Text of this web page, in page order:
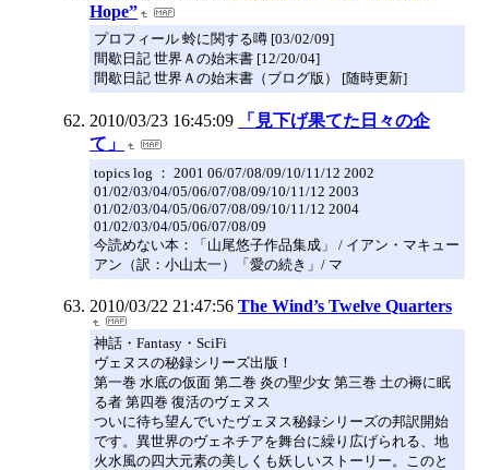
Hope”
プロフィール 蛉に関する噂 [03/02/09]
間歇日記 世界Ａの始末書 [12/20/04]
間歇日記 世界Ａの始末書（ブログ版） [随時更新]
2010/03/23 16:45:09
「見下げ果てた日々の企
て」
topics log ： 2001 06/07/08/09/10/11/12 2002
01/02/03/04/05/06/07/08/09/10/11/12 2003
01/02/03/04/05/06/07/08/09/10/11/12 2004
01/02/03/04/05/06/07/08/09
今読めない本：「山尾悠子作品集成」 / イアン・マキュー
アン（訳：小山太一）「愛の続き」/ マ
2010/03/22 21:47:56 The Wind’s Twelve Quarters
神話・Fantasy・SciFi
ヴェヌスの秘録シリーズ出版！
第一巻 水底の仮面 第二巻 炎の聖少女 第三巻 土の褥に眠
る者 第四巻 復活のヴェヌス
ついに待ち望んでいたヴェヌス秘録シリーズの邦訳開始
です。異世界のヴェネチアを舞台に繰り広げられる、地
火水風の四大元素の美しくも妖しいストーリー。このと